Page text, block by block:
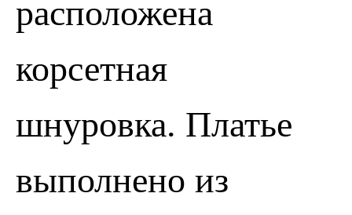
расположена
корсетная
шнуровка. Платье
выполнено из